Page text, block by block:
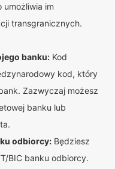
im
transgranicznych.
banku: Kod
kod, który
Zazwyczaj możesz
banku lub
odbiorcy: Będziesz
BIC banku odbiorcy.